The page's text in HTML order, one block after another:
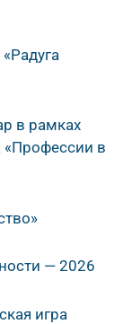
в рамках
«Профессии в
— 2026
игра